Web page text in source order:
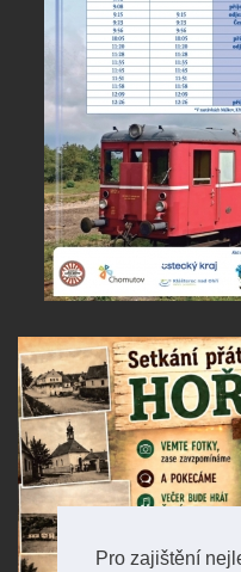
Pro zajištění